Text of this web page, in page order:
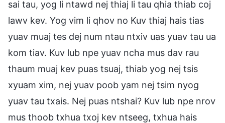
sai tau, yog li ntawd nej thiaj li tau qhia thiab coj
lawv kev. Yog vim li qhov no Kuv thiaj hais tias
yuav muaj tes dej num ntau ntxiv uas yuav tau ua
kom tiav. Kuv lub npe yuav ncha mus dav rau
thaum muaj kev puas tsuaj, thiab yog nej tsis
xyuam xim, nej yuav poob yam nej tsim nyog
yuav tau txais. Nej puas ntshai? Kuv lub npe nrov
mus thoob txhua txoj kev ntseeg, txhua hais